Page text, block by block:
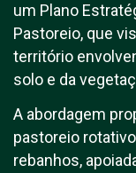
um Plano
Pastoreio, que
território
solo e da
A abordagem
pastoreio
rebanhos,